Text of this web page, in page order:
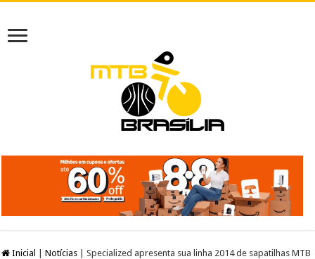
Inicial Notícias Specialized apresenta sua linha 2014 de sapatilhas MTB